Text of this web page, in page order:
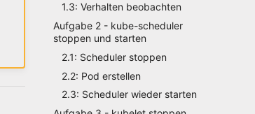
1.3: Verhalten beobachten
Aufgabe 2 - kube-scheduler
stoppen und starten
2.1: Scheduler stoppen
2.2: Pod erstellen
2.3: Scheduler wieder starten